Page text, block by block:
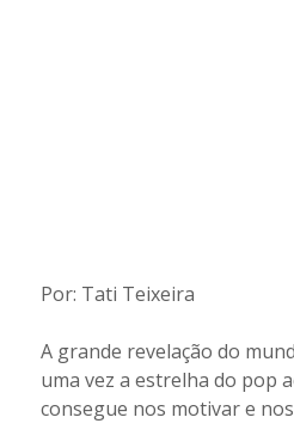
Por: Tati Teixeira
A grande revelação do
uma vez a estrelha do pop
consegue nos motivar e